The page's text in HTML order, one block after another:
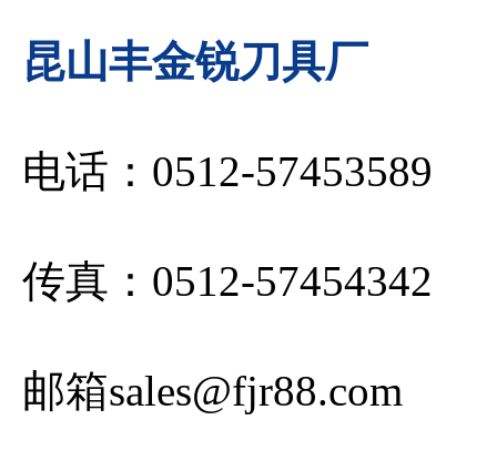
昆山丰金锐刀具厂
电话：0512-57453589
传真：0512-57454342
邮箱sales@fjr88.com